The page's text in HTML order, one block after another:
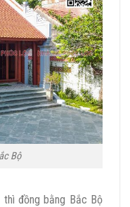
Bộ
thì đồng bằng Bắc Bộ